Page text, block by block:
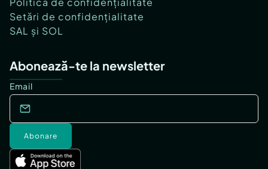
Setări de confidențialitate
SAL și SOL
Abonează-te la newsletter
Email
Abonare